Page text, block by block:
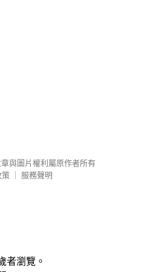
與圖片權利屬原作者所有
策
服務聲明
者瀏覽。